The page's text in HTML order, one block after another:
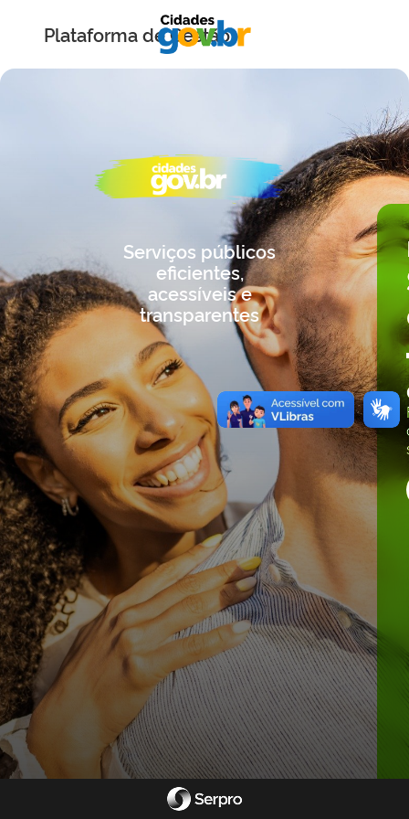
Plataforma de Gestão
Serviços públicos
eficientes,
acessíveis e
transparentes